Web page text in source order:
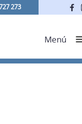
273
Menú